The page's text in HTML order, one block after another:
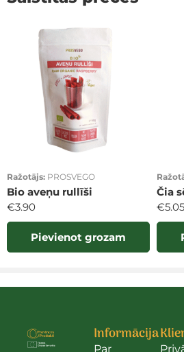
Ražotājs: PROSVEGO
Bio aveņu rullīši
€3.90
Pievienot grozam
Čia
€5.05
Informācija
Par